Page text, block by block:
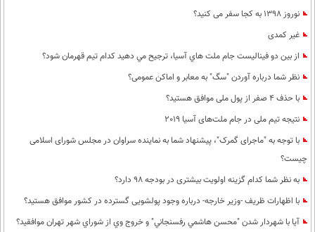
نوروز 1398 به کجا سفر می کنید؟
غیر کمدی
از بين دو فيناليست جام ملت هاي آسيا، ترجيح مي دهيد كدام تيم قهرمان شود؟
نظر شما درباره آوردن "سگ" به معابر و اماکن عمومی؟
با حذف 4 صفر از پول ملی موافق هستید؟
نتیجه تیم ملی در جام ملت‌های آسیا 2019
با توجه به "ماجرای گمرک"، پیشنهاد شما به نماینده سراوان در مجلس شورای اسلامی
چیست؟
به نظر شما كدام گزینه اولویت بیشتری در بودجه 98 دارد؟
با اظهارات ظریف -وزیر خارجه- درباره وجود پولشویی گسترده در کشور موافق هستید؟
آيا با شهردار شدن "محسن هاشمي رفسنجاني" و خروج وي از شوراي شهر تهران موافقيد؟